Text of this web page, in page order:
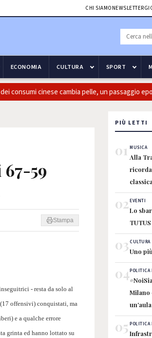
CHI SIAMO NEWSLETTER
ECONOMIA CULTURA SPORT
cinese cambia pelle, un passaggio epocale
59
Stampa
- resta da solo al
offensivi) conquistati, ma
e a qualche errore
grinta ed hanno lottato su
PIÙ LETTI
01 MUSICA
Alla
02EVENTI
Lo
03CULTURA
Uno
04POLITICA
Milano
05 POLITICA